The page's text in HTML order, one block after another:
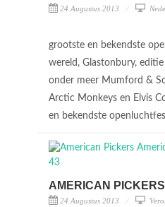
24 Augustus 2013
grootste en bekendste
wereld, Glastonbury,
onder meer Mumford &
Arctic Monkeys en Elvis
en bekendste
AMERICAN PICKERS
24 Augustus 2013